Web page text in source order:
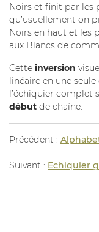
Noirs et finit par les
qu’usuellement on
Noirs en haut et les
aux Blancs de
Cette inversion
linéaire en une
l’échiquier complet
début de chaîne.
Précédent :
Suivant : Echiquier